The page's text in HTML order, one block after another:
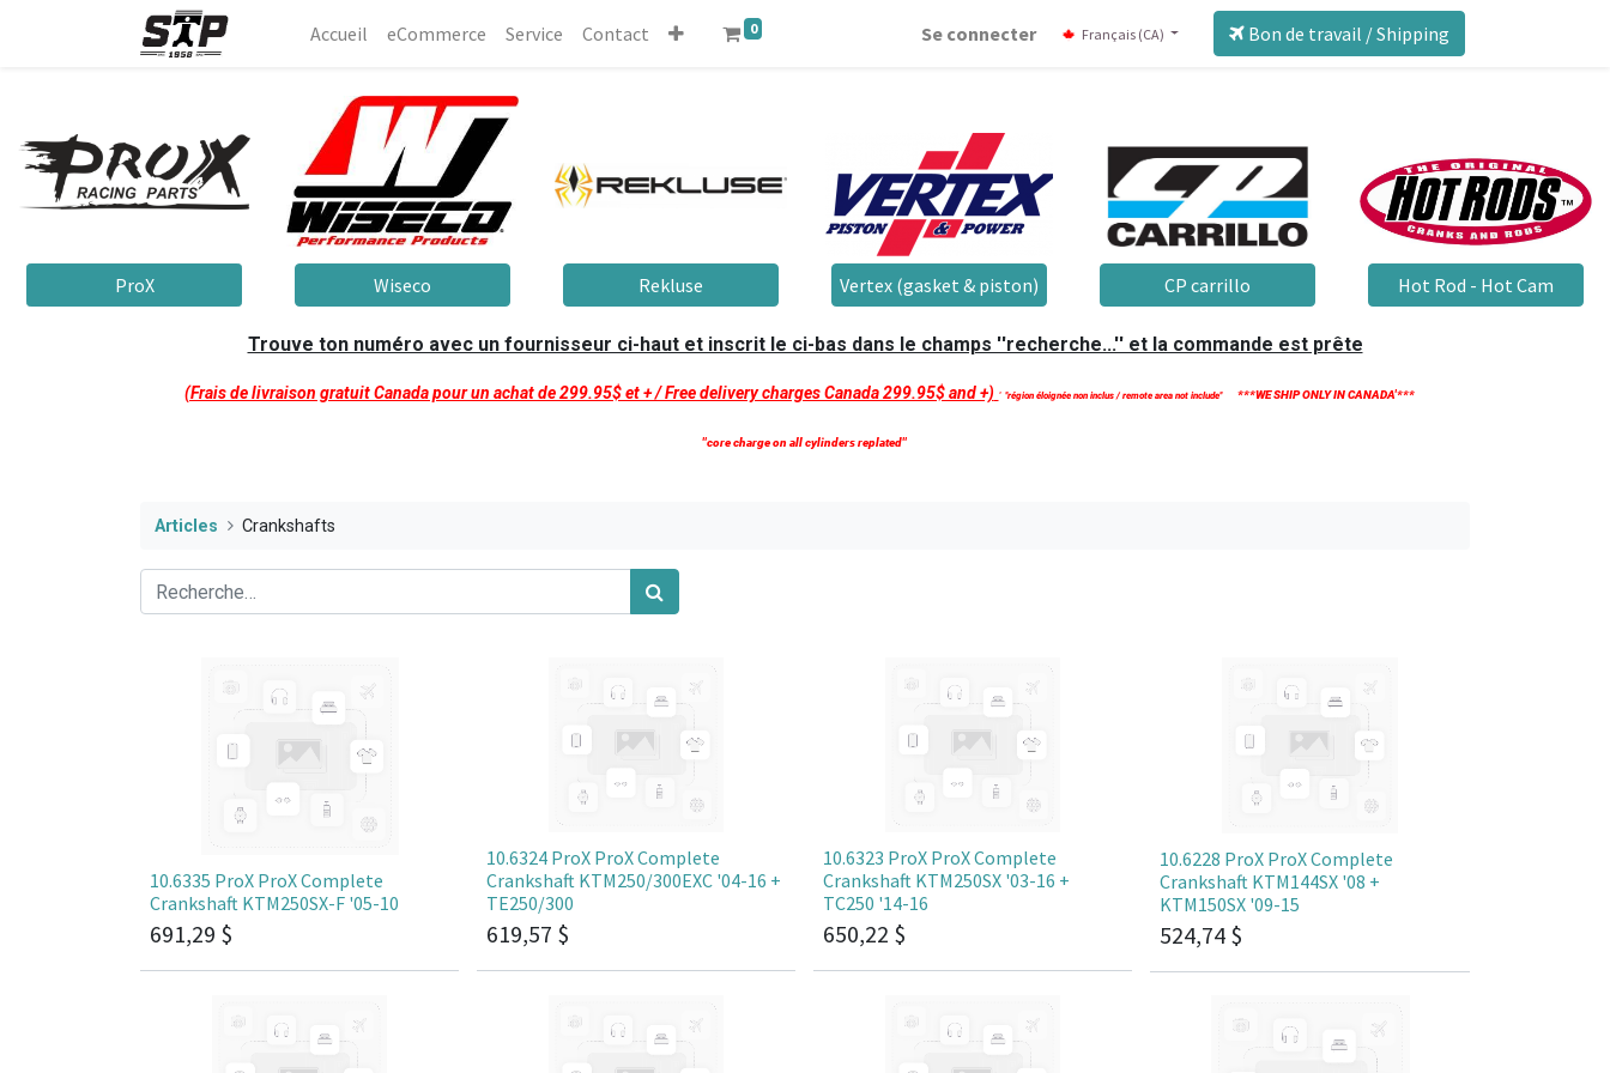
Accueil eCommerce​ Service Contact 0 Se connecter Français (CA) Bon de travail / Shipping
ProX Wiseco Rekluse Vertex (gasket & piston) CP carrillo Hot Rod - Hot Cam
Trouve ton numéro avec un fournisseur ci-haut et inscrit le ci-bas dans le champs ''recherche...'' et la commande est prête
(Frais de livraison gratuit Canada pour un achat de 299.95$ et + / Free delivery charges Canada 299.95$ and +) ' ''région éloignée non inclus / remote area not include'' ***WE SHIP ONLY IN CANADA'***
''core charge on all cylinders replated''
Articles Crankshafts
10.6335 ProX ProX Complete
Crankshaft KTM250SX-F '05-10
691,29 $
10.6324 ProX ProX Complete
Crankshaft KTM250/300EXC '04-16 +
TE250/300
619,57 $
10.6323 ProX ProX Complete
Crankshaft KTM250SX '03-16 +
TC250 '14-16
650,22 $
10.6228 ProX ProX Complete
Crankshaft KTM144SX '08 +
KTM150SX '09-15
524,74 $